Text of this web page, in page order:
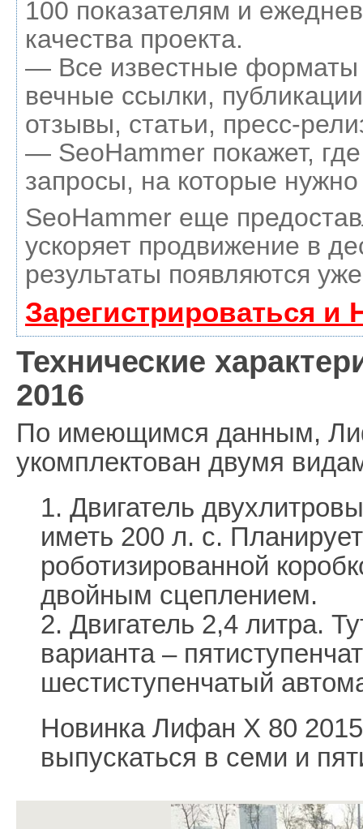
100 показателям и
качества проекта.
— Все известные форматы
вечные ссылки,
отзывы, статьи, пресс-
— SeoHammer покажет,
запросы, на которые
SeoHammer еще
ускоряет продвижение в
результаты появляются
Зарегистрироваться и
Технические
2016
По имеющимся данным,
укомплектован двумя
1. Двигатель
иметь 200 л. с.
роботизированной
двойным сцеплением.
2. Двигатель 2,4 литра.
варианта –
шестиступенчатый
Новинка Лифан Х 80
выпускаться в семи и